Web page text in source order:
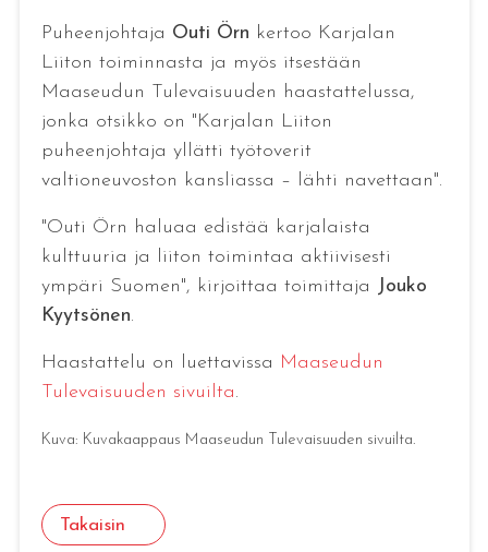
Puheenjohtaja Outi Örn kertoo Karjalan
Liiton toiminnasta ja myös itsestään
Maaseudun Tulevaisuuden haastattelussa,
jonka otsikko on "Karjalan Liiton
puheenjohtaja yllätti työtoverit
valtioneuvoston kansliassa – lähti navettaan".
"Outi Örn haluaa edistää karjalaista
kulttuuria ja liiton toimintaa aktiivisesti
ympäri Suomen", kirjoittaa toimittaja Jouko
Kyytsönen.
Haastattelu on luettavissa Maaseudun
Tulevaisuuden sivuilta.
Kuva: Kuvakaappaus Maaseudun Tulevaisuuden sivuilta.
Takaisin